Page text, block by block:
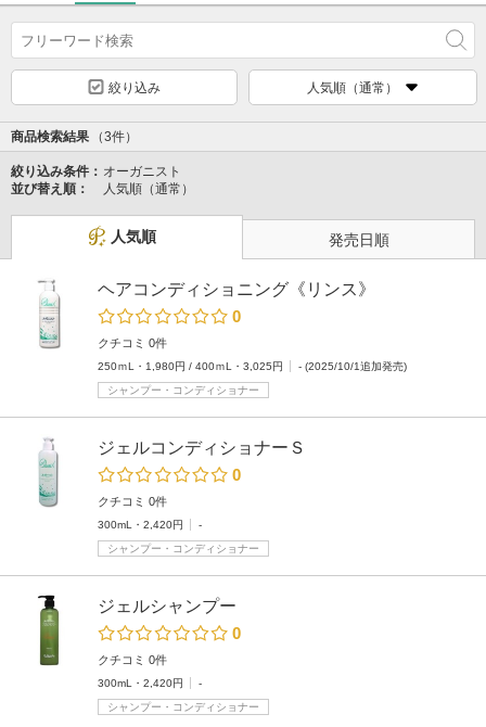
絞り込み 人気順（通常）
商品検索結果 （3件）
絞り込み条件： オーガニスト
並び替え順：
人気順（通常）
人気順 発売日順
ヘアコンディショニング《リンス》
0
クチコミ 0件
250ｍL・1,980円 / 400ｍL・3,025円
- (2025/10/1追加発売)
シャンプー・コンディショナー
ジェルコンディショナーＳ
0
クチコミ 0件
300mL・2,420円
-
シャンプー・コンディショナー
ジェルシャンプー
0
クチコミ 0件
300mL・2,420円
-
シャンプー・コンディショナー